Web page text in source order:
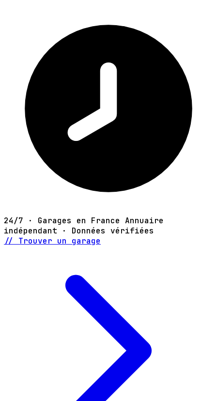
24/7 · Garages en France Annuaire
indépendant · Données vérifiées
// Trouver un garage